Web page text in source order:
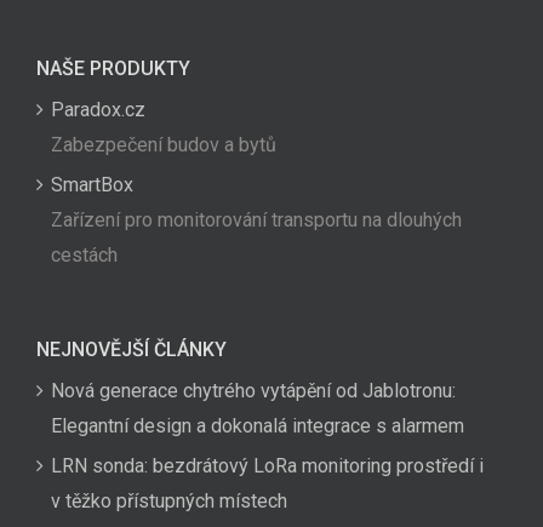
NAŠE PRODUKTY
Paradox.cz
Zabezpečení budov a bytů
SmartBox
Zařízení pro monitorování transportu na dlouhých
cestách
NEJNOVĚJŠÍ ČLÁNKY
Nová generace chytrého vytápění od Jablotronu:
Elegantní design a dokonalá integrace s alarmem
LRN sonda: bezdrátový LoRa monitoring prostředí i
v těžko přístupných místech